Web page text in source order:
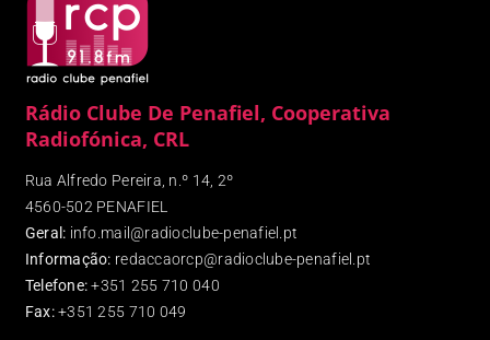
Rádio Clube De Penafiel, Cooperativa
Radiofónica, CRL
Rua Alfredo Pereira, n.º 14, 2º
4560-502 PENAFIEL
Geral: info.mail@radioclube-penafiel.pt
Informação: redaccaorcp@radioclube-penafiel.pt
Telefone: +351 255 710 040
Fax:+351 255 710 049